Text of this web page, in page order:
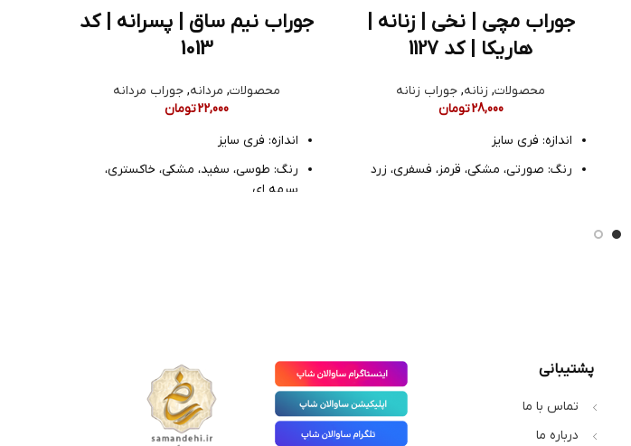
جوراب مچی | نخی | زنانه |
هاریکا | کد 1127
محصولات, زنانه, جوراب زنانه
28,000تومان
اندازه: فری سایز
رنگ: صورتی، مشکی، قرمز، فسفری، زرد
جوراب نیم ساق | پسرانه | کد
1013
محصولات, مردانه, جوراب مردانه
22,000تومان
اندازه: فری سایز
رنگ: طوسی، سفید، مشکی، خاکستری،
سرمه ای
پشتیبانی
تماس با ما
درباره ما